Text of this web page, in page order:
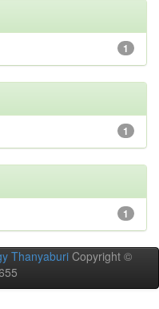
1
1
1
ThanyaburiCopyright ©